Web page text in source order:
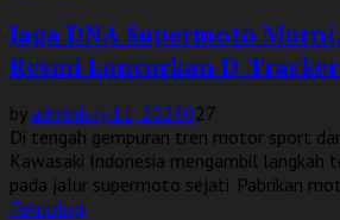
Jaga DNA Supermoto
Resmi Luncurkan D-Tracker
byadminJuly 11, 2026027
Di tengah gempuran tren motor sport
Kawasaki Indonesia mengambil langkah
pada jalur supermoto sejati. Pabrikan
Teknologi